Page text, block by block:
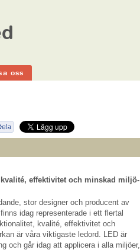
oss
effektivitet och minskad miljö­
stor designer och producent av
idag representerade i ett flertal
kvalité, effektivitet och
är våra viktigaste ledord. LED är
och går idag att applicera i alla miljöer,